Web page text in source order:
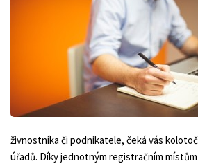
živnostníka či podnikatele, čeká vás
úřadů. Díky jednotným registračním